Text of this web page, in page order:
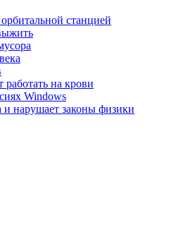
станцией
на крови
Windows
нарушает законы физики